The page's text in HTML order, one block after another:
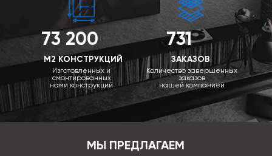
73 200
М2 КОНСТРУКЦИЙ
Изготовленных и
смонтированных
нами конструкций
731
ЗАКАЗОВ
Количество завершенных
заказов
нашей компанией
МЫ ПРЕДЛАГАЕМ